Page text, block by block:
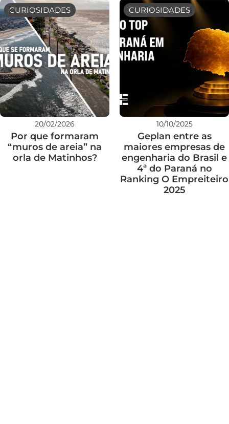
CURIOSIDADES
20/02/2026
Por que formaram
“muros de areia” na
orla de Matinhos?
CURIOSIDADES
10/10/2025
Geplan entre as
maiores empresas de
engenharia do Brasil e
4ª do Paraná no
Ranking O Empreiteiro
2025